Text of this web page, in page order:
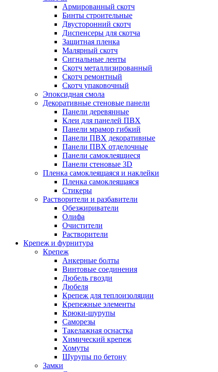
Армированный скотч
Бинты строительные
Двусторонний скотч
Диспенсеры для скотча
Защитная пленка
Малярный скотч
Сигнальные ленты
Скотч металлизированный
Скотч ремонтный
Скотч упаковочный
Эпоксидная смола
Декоративные стеновые панели
Панели деревянные
Клеи для панелей ПВХ
Панели мрамор гибкий
Панели ПВХ декоративные
Панели ПВХ отделочные
Панели самоклеящиеся
Панели стеновые 3D
Пленка самоклеящаяся и наклейки
Пленка самоклеящаяся
Стикеры
Растворители и разбавители
Обезжириватели
Олифа
Очистители
Растворители
Крепеж и фурнитура
Крепеж
Анкерные болты
Винтовые соединения
Дюбель гвозди
Дюбеля
Крепеж для теплоизоляции
Крепежные элементы
Крюки-шурупы
Саморезы
Такелажная оснастка
Химический крепеж
Хомуты
Шурупы по бетону
Замки